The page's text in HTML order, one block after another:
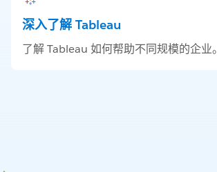
深入了解 Tableau
了解 Tableau 如何帮助不同规模的企业。